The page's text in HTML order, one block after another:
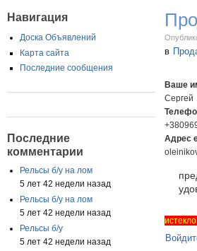
Навигация
Доска Объявлений
Карта сайта
Последние сообщения
Последние
комментарии
Рельсы б/у на лом
5 лет 42 недели назад
Рельсы б/у на лом
5 лет 42 недели назад
Рельсы б/у
5 лет 42 недели назад
в
Ваше
Сергей
Адрес